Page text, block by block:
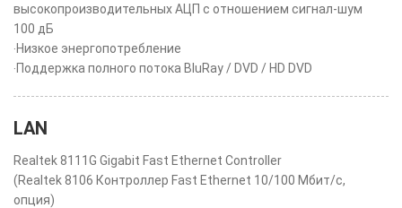
высокопроизводительных АЦП с отношением сигнал-шум
100 дБ
‧Низкое энергопотребление
‧Поддержка полного потока BluRay / DVD / HD DVD
LAN
Realtek 8111G Gigabit Fast Ethernet Controller
(Realtek 8106 Контроллер Fast Ethernet 10/100 Мбит/с,
опция)